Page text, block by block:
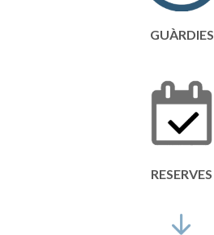
GUÀRDIES
RESERVES